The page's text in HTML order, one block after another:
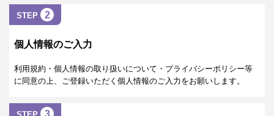
STEP 2
個人情報のご入力
利用規約・個人情報の取り扱いについて・プライバシーポリシー等
に同意の上、ご登録いただく個人情報のご入力をお願いします。